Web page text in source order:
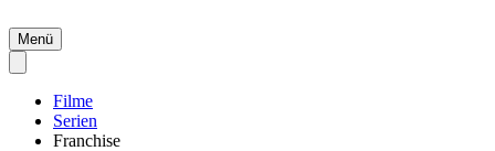
Menü
Filme
Serien
Franchise